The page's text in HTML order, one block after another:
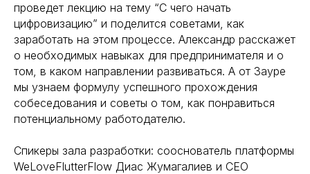
проведет лекцию на тему “С чего начать
цифровизацию” и поделится советами, как
заработать на этом процессе. Александр расскажет
о необходимых навыках для предпринимателя и о
том, в каком направлении развиваться. А от Зауре
мы узнаем формулу успешного прохождения
собеседования и советы о том, как понравиться
потенциальному работодателю.
Спикеры зала разработки: сооснователь платформы
WeLoveFlutterFlow Диас Жумагалиев и СЕО